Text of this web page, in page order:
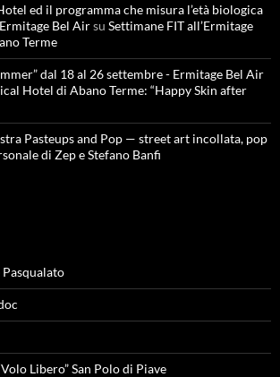
ed il programma che misura l’età biologica
Bel Airsu Settimane FIT all’Ermitage
Terme
dal 18 al 26 settembre - Ermitage Bel Air
Hotel di Abano Terme: “Happy Skin after
Pasteups and Pop — street art incollata, pop
di Zep e Stefano Banfi
Libero” San Polo di Piave